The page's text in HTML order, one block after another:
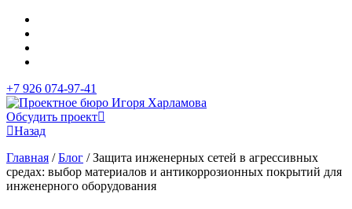
+7 926 074-97-41
Обсудить проект
Назад
Главная /Блог /Защита инженерных сетей в агрессивных
средах: выбор материалов и антикоррозионных покрытий для
инженерного оборудования